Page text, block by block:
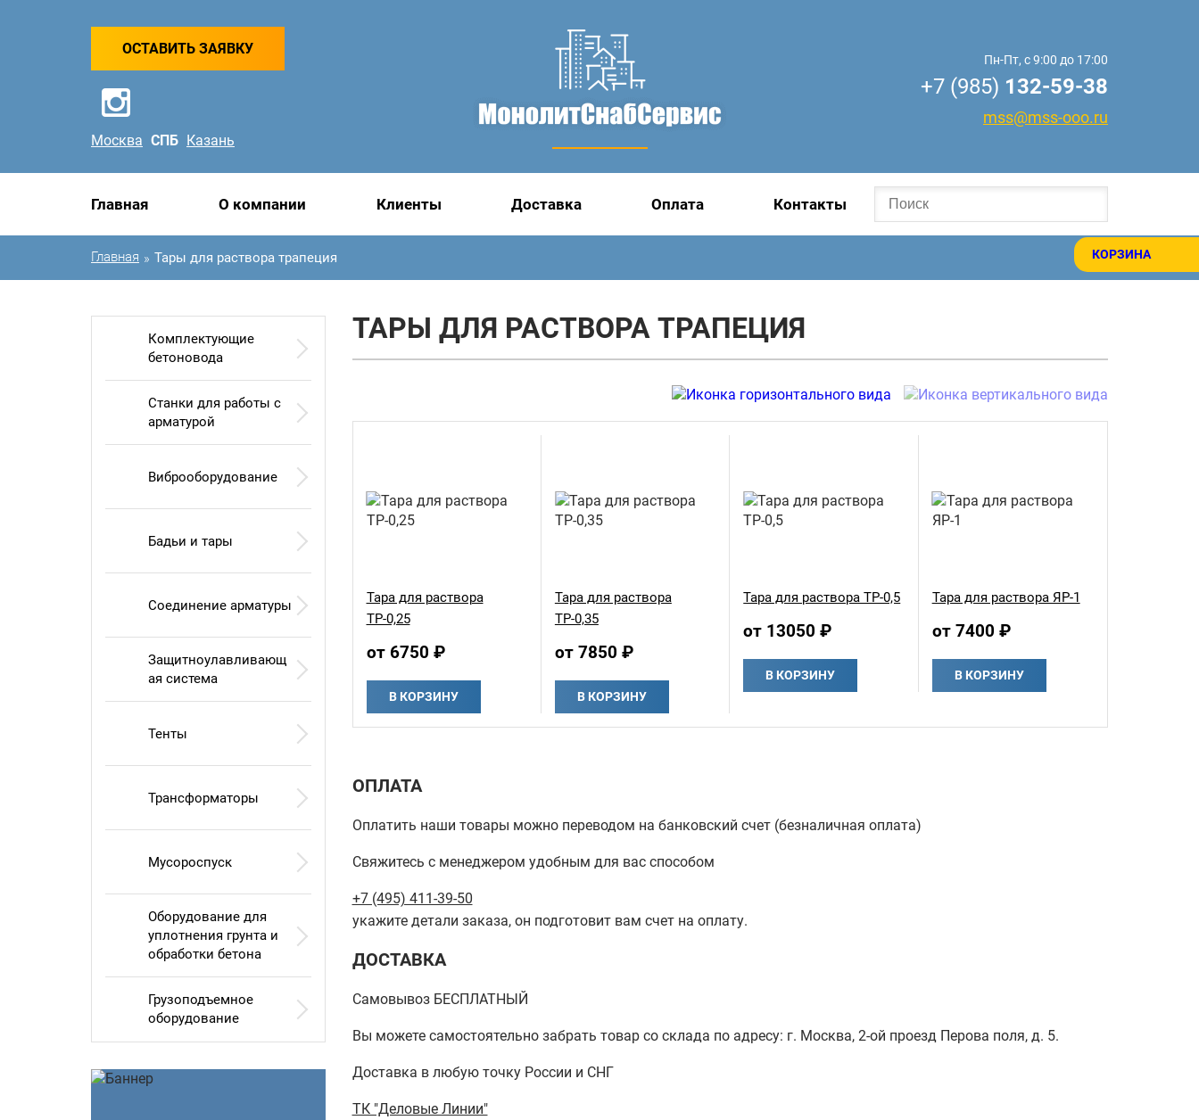
КОРЗИНА
ОСТАВИТЬ ЗАЯВКУ
Москва СПБ Казань
Пн-Пт, с 9:00 до 17:00
+7 (985) 132-59-38
mss@mss-ooo.ru
Главная О компании Клиенты Доставка Оплата Контакты
Главная » Тары для раствора трапеция
ТАРЫ ДЛЯ РАСТВОРА ТРАПЕЦИЯ
Тара для раствора
ТР-0,25
от 6750 ₽
В КОРЗИНУ
Тара для раствора
ТР-0,35
от 7850 ₽
В КОРЗИНУ
Тара для раствора ТР-0,5
от 13050 ₽
В КОРЗИНУ
Тара для раствора ЯР-1
от 7400 ₽
В КОРЗИНУ
ОПЛАТА
Оплатить наши товары можно переводом на банковский счет (безналичная оплата)
Свяжитесь с менеджером удобным для вас способом
+7 (495) 411-39-50
укажите детали заказа, он подготовит вам счет на оплату.
ДОСТАВКА
Самовывоз БЕСПЛАТНЫЙ
Вы можете самостоятельно забрать товар со склада по адресу: г. Москва, 2-ой проезд Перова поля, д. 5.
Доставка в любую точку России и СНГ
ТК "Деловые Линии"
Комплектующие
бетоновода
Станки для работы с
арматурой
Виброоборудование
Бадьи и тары
Соединение арматуры
Защитноулавливающ
ая система
Тенты
Трансформаторы
Мусороспуск
Оборудование для
уплотнения грунта и
обработки бетона
Грузоподъемное
оборудование